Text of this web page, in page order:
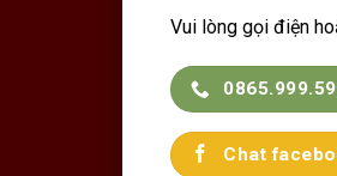
Vui lòng gọi điện
Chat